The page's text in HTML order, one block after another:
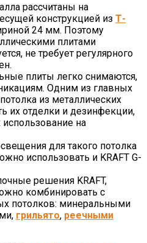
рассчитаны на
конструкцией из Т-
24 мм. Поэтому
плитами
не требует регулярного
плиты легко снимаются,
Одним из главных
из металлических
их отделки и дезинфекции,
на
для такого потолка
использовать и KRAFT G-
решения KRAFT,
комбинировать с
потолков: минеральными
грильято, реечными